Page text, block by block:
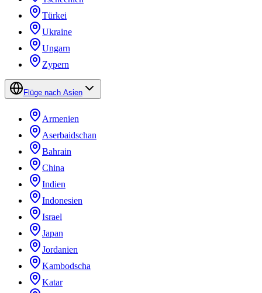
Türkei
Ukraine
Ungarn
Zypern
Flüge nach Asien
Armenien
Aserbaidschan
Bahrain
China
Indien
Indonesien
Israel
Japan
Jordanien
Kambodscha
Katar